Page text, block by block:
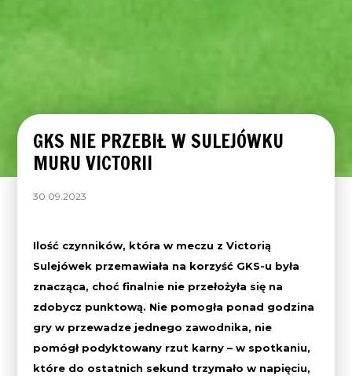
GKS NIE PRZEBIŁ W SULEJÓWKU
MURU VICTORII
30.09.2023
Ilość czynników, która w meczu z Victorią
Sulejówek przemawiała na korzyść GKS-u była
znacząca, choć finalnie nie przełożyła się na
zdobycz punktową. Nie pomogła ponad godzina
gry w przewadze jednego zawodnika, nie
pomógł podyktowany rzut karny – w spotkaniu,
które do ostatnich sekund trzymało w napięciu,